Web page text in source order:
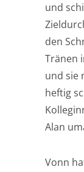
und
den
Tränen
und sie
heftig
Alan
Vonn